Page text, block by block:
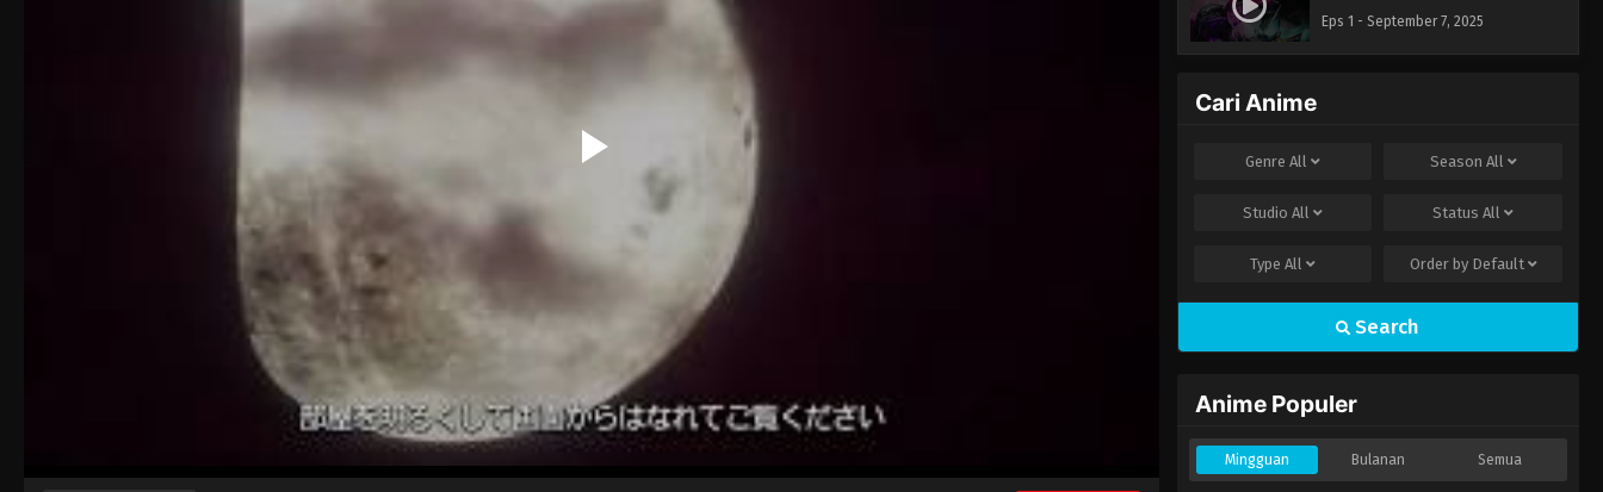
Eps 1 - September 7, 2025
Cari Anime
GenreAll Season All
StudioAll StatusAll
TypeAll Order by Default
Search
Anime Populer
Mingguan Bulanan Semua